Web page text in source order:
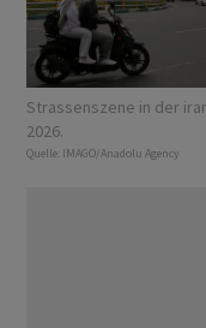
Strassenszene in der
2026.
Quelle: IMAGO/Anadolu Agency